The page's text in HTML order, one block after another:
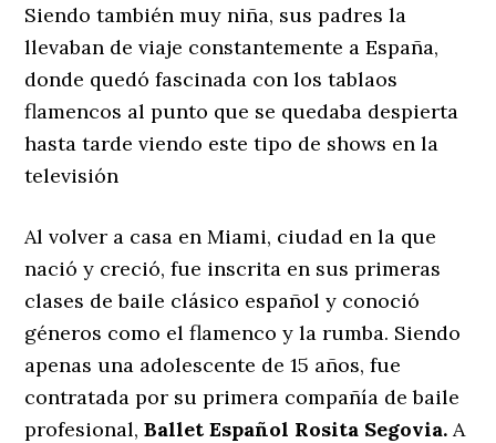
Siendo también muy niña, sus padres la
llevaban de viaje constantemente a España,
donde quedó fascinada con los tablaos
flamencos al punto que se quedaba despierta
hasta tarde viendo este tipo de shows en la
televisión
Al volver a casa en Miami, ciudad en la que
nació y creció, fue inscrita en sus primeras
clases de baile clásico español y conoció
géneros como el flamenco y la rumba. Siendo
apenas una adolescente de 15 años, fue
contratada por su primera compañía de baile
profesional,Ballet Español Rosita Segovia. A